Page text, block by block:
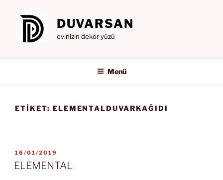
DUVARSAN
evinizin dekor yüzü
Menü
ETIKET: ELEMENTALDUVARKAĞIDI
YAYIM
TARIHI
16/01/2019
ELEMENTAL